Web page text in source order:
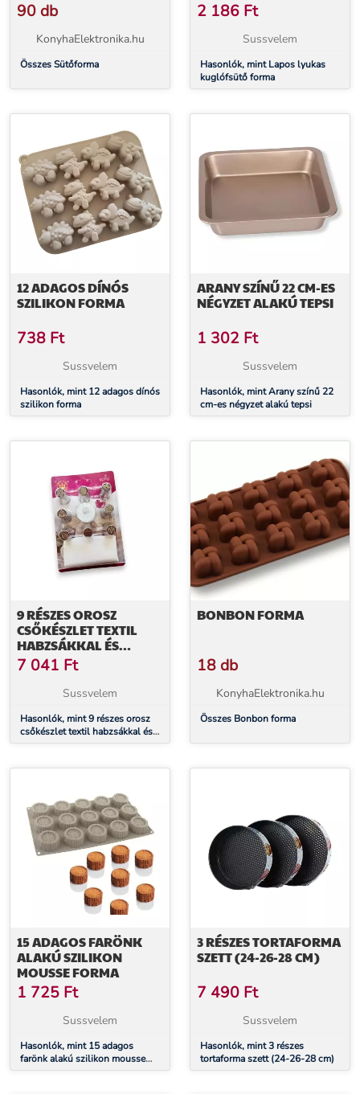
90 db
KonyhaElektronika.hu
Összes Sütőforma
2 186 Ft
Sussvelem
Hasonlók, mint Lapos lyukas
kuglófsütő forma
12 ADAGOS DÍNÓS
SZILIKON FORMA
738 Ft
Sussvelem
Hasonlók, mint 12 adagos dínós
szilikon forma
ARANY SZÍNŰ 22 CM-ES
NÉGYZET ALAKÚ TEPSI
1 302 Ft
Sussvelem
Hasonlók, mint Arany színű 22
cm-es négyzet alakú tepsi
9 RÉSZES OROSZ
CSŐKÉSZLET TEXTIL
HABZSÁKKAL ÉS
CSATLAKOZÓVAL
7 041 Ft
Sussvelem
Hasonlók, mint 9 részes orosz
csőkészlet textil habzsákkal és
csatlakozóval
BONBON FORMA
18 db
KonyhaElektronika.hu
Összes Bonbon forma
15 ADAGOS FARÖNK
ALAKÚ SZILIKON
MOUSSE FORMA
1 725 Ft
Sussvelem
Hasonlók, mint 15 adagos
farönk alakú szilikon mousse
forma
3 RÉSZES TORTAFORMA
SZETT (24-26-28 CM)
7 490 Ft
Sussvelem
Hasonlók, mint 3 részes
tortaforma szett (24-26-28 cm)